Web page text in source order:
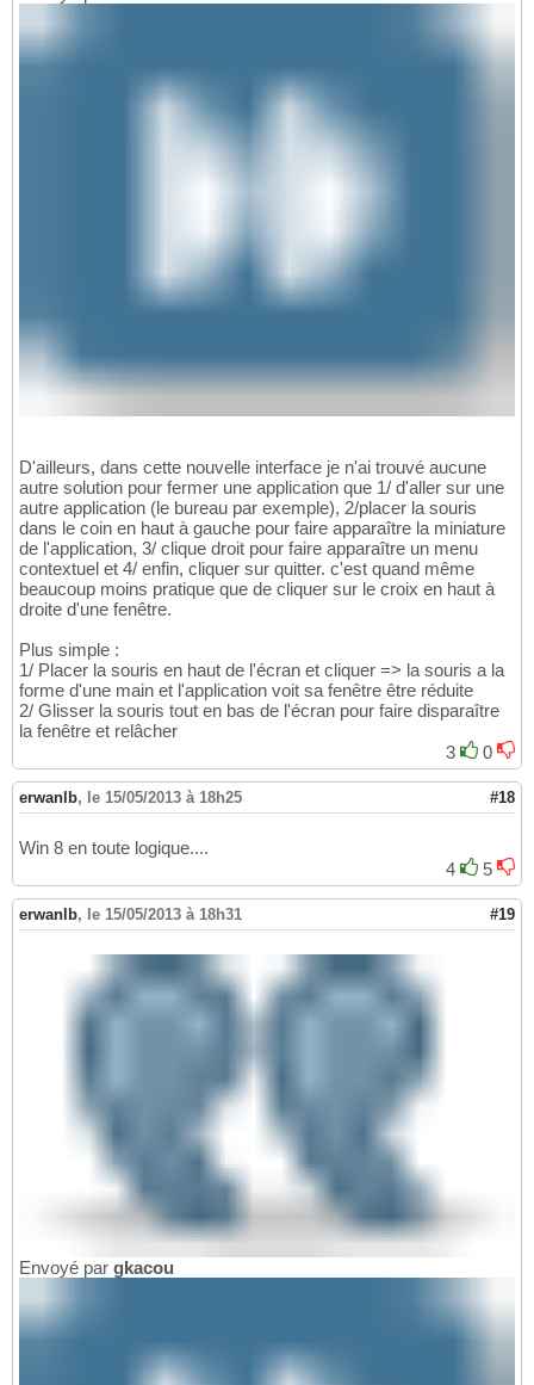
D'ailleurs, dans cette nouvelle interface je n'ai trouvé aucune
autre solution pour fermer une application que 1/ d'aller sur une
autre application (le bureau par exemple), 2/placer la souris
dans le coin en haut à gauche pour faire apparaître la miniature
de l'application, 3/ clique droit pour faire apparaître un menu
contextuel et 4/ enfin, cliquer sur quitter. c'est quand même
beaucoup moins pratique que de cliquer sur le croix en haut à
droite d'une fenêtre.
Plus simple :
1/ Placer la souris en haut de l'écran et cliquer => la souris a la
forme d'une main et l'application voit sa fenêtre être réduite
2/ Glisser la souris tout en bas de l'écran pour faire disparaître
la fenêtre et relâcher
3
0
erwanlb, le 15/05/2013 à 18h25 #18
Win 8 en toute logique....
4
5
erwanlb, le 15/05/2013 à 18h31 #19
Envoyé par gkacou